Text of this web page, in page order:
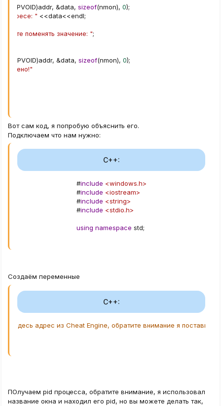
LPVOID)addr, &data, sizeof(nmon), 0);
Адресе: " <<data<<endl;
поменять значение: ";
LPVOID)addr, &data, sizeof(nmon), 0);
Вот сам код, я попробую объяснить его.
Подключаем что нам нужно:
C++:
#include <windows.h>
#include <iostream>
#include <string>
#include <stdio.h>
using namespace std;
Создаём переменные
C++:
//здесь адрес из Cheat Engine, обратите внимание я поставил
ПОлучаем pid процесса, обратите внимание, я использовал
название окна и находил его pid, но вы можете делать так,